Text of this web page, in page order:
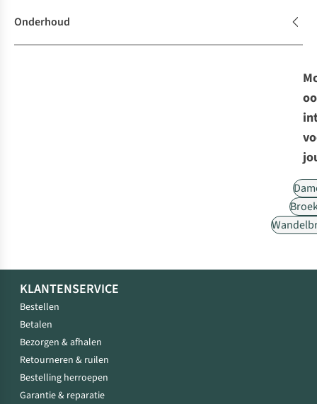
Onderhoud
KLANTENSERVICE
Bestellen
Betalen
Bezorgen & afhalen
Retourneren & ruilen
Bestelling herroepen
Garantie & reparatie